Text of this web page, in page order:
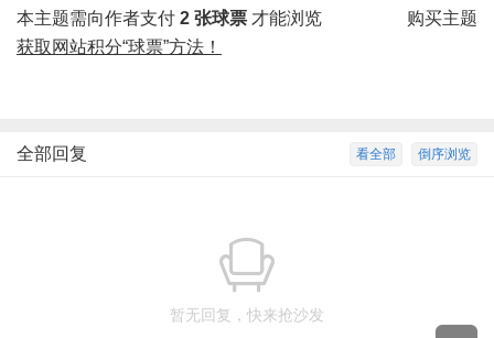
购买主题
本主题需向作者支付 2 张球票 才能浏览
获取网站积分“球票”方法！
倒序浏览
看全部
全部回复
暂无回复，快来抢沙发